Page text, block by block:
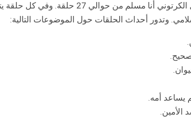
يتكون المسلسل الكرتوني أنا
وتدور أحداث الحلقات حول الموضوعات التالية:
أمه.
الأمين.